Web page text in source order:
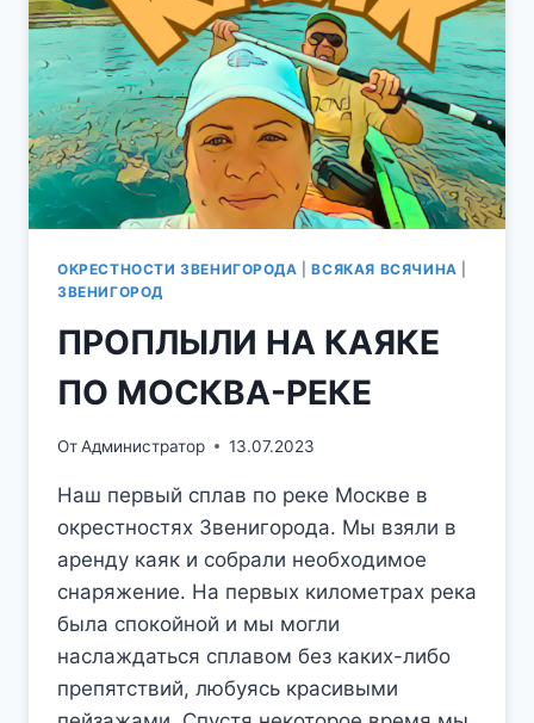
ОКРЕСТНОСТИ ЗВЕНИГОРОДА |ВСЯКАЯ ВСЯЧИНА
ЗВЕНИГОРОД
ПРОПЛЫЛИ НА КАЯКЕ
ПО МОСКВА-РЕКЕ
ОтАдминистратор 13.07.2023
Наш первый сплав по реке Москве в
окрестностях Звенигорода. Мы взяли в
аренду каяк и собрали необходимое
снаряжение. На первых километрах река
была спокойной и мы могли
наслаждаться сплавом без каких-либо
препятствий, любуясь красивыми